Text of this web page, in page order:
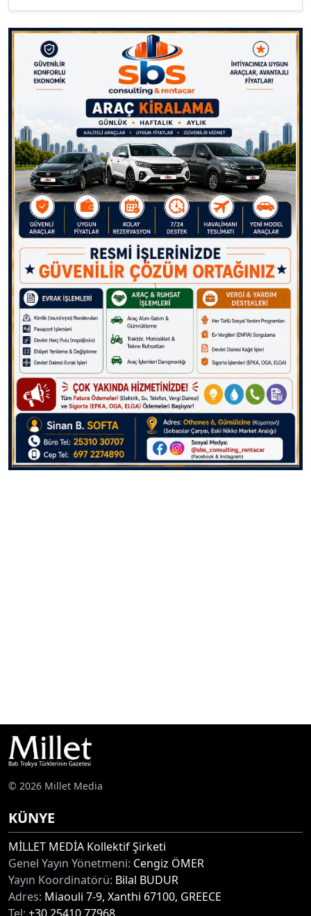
© 2026 Millet Media
KÜNYE
MİLLET MEDİA Kollektif Şirketi
Genel Yayın Yönetmeni: Cengiz ÖMER
Yayın Koordinatörü: Bilal BUDUR
Adres: Miaouli 7-9, Xanthi 67100, GREECE